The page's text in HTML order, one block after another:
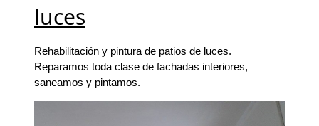
luces
Rehabilitación y pintura de patios de luces.
Reparamos toda clase de fachadas interiores,
saneamos y pintamos.